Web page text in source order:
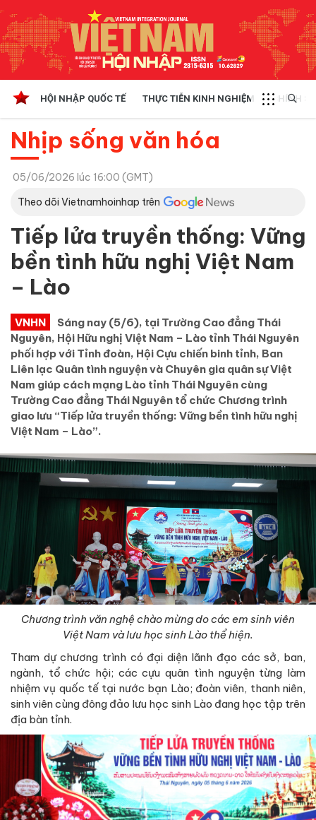
HỘI NHẬP QUỐC TẾ THỰC TIỄN KINH NGHIỆM CHÍNH
Nhịp sống văn hóa
05/06/2026 lúc 16:00 (GMT)
Theo dõi Vietnamhoinhap trên
Tiếp lửa truyền thống: Vững
bền tình hữu nghị Việt Nam
– Lào
VNHN
Sáng nay (5/6), tại Trường Cao đẳng Thái
Nguyên, Hội Hữu nghị Việt Nam – Lào tỉnh Thái Nguyên
phối hợp với Tỉnh đoàn, Hội Cựu chiến binh tỉnh, Ban
Liên lạc Quân tình nguyện và Chuyên gia quân sự Việt
Nam giúp cách mạng Lào tỉnh Thái Nguyên cùng
Trường Cao đẳng Thái Nguyên tổ chức Chương trình
giao lưu “Tiếp lửa truyền thống: Vững bền tình hữu nghị
Việt Nam – Lào”.
Chương trình văn nghệ chào mừng do các em sinh viên
Việt Nam và lưu học sinh Lào thể hiện.
Tham dự chương trình có đại diện lãnh đạo các sở, ban,
ngành, tổ chức hội; các cựu quân tình nguyện từng làm
nhiệm vụ quốc tế tại nước bạn Lào; đoàn viên, thanh niên,
sinh viên cùng đông đảo lưu học sinh Lào đang học tập trên
địa bàn tỉnh.